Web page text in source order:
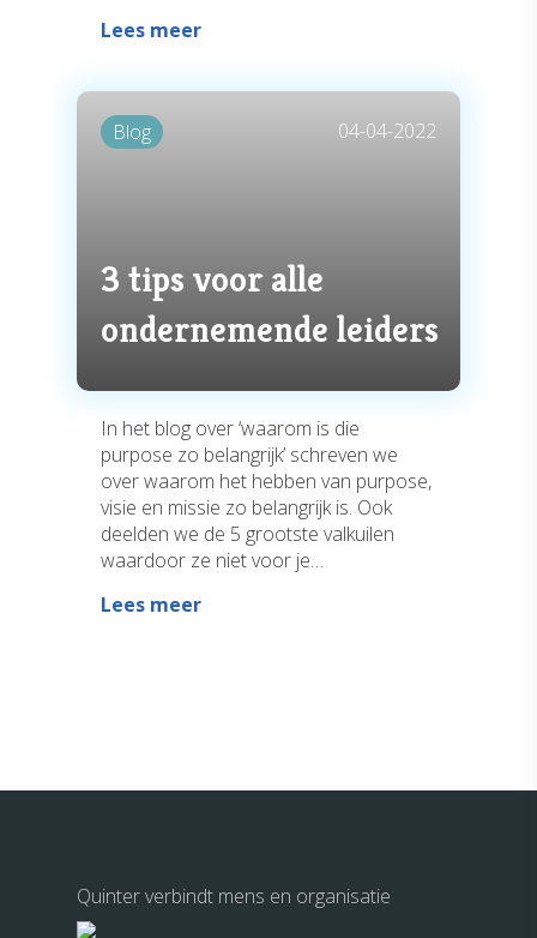
Lees meer
Blog 04-04-2022
3 tips voor alle
ondernemende leiders
In het blog over ‘waarom is die
purpose zo belangrijk’ schreven we
over waarom het hebben van purpose,
visie en missie zo belangrijk is. Ook
deelden we de 5 grootste valkuilen
waardoor ze niet voor je…
Lees meer
Quinter verbindt mens en organisatie